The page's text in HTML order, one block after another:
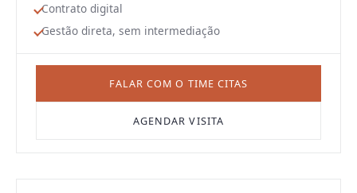
Contrato digital
Gestão direta, sem intermediação
FALAR COM O TIME CITAS
AGENDAR VISITA